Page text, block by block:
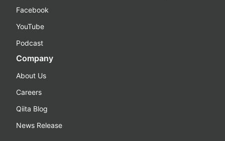
Facebook
YouTube
Podcast
Company
About Us
Careers
Qiita Blog
News Release